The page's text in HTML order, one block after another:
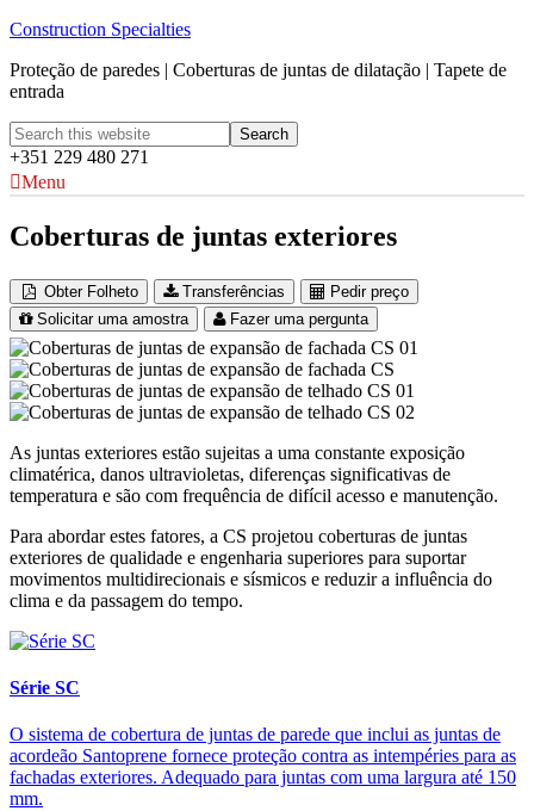
Construction Specialties
Proteção de paredes | Coberturas de juntas de dilatação | Tapete de
entrada
+351 229 480 271
Menu
Coberturas de juntas exteriores
Obter Folheto Transferências
Pedir preço
Solicitar uma amostra
Fazer uma pergunta
As juntas exteriores estão sujeitas a uma constante exposição
climatérica, danos ultravioletas, diferenças significativas de
temperatura e são com frequência de difícil acesso e manutenção.
Para abordar estes fatores, a CS projetou coberturas de juntas
exteriores de qualidade e engenharia superiores para suportar
movimentos multidirecionais e sísmicos e reduzir a influência do
clima e da passagem do tempo.
Série SC
O sistema de cobertura de juntas de parede que inclui as juntas de
acordeão Santoprene fornece proteção contra as intempéries para as
fachadas exteriores. Adequado para juntas com uma largura até 150
mm.